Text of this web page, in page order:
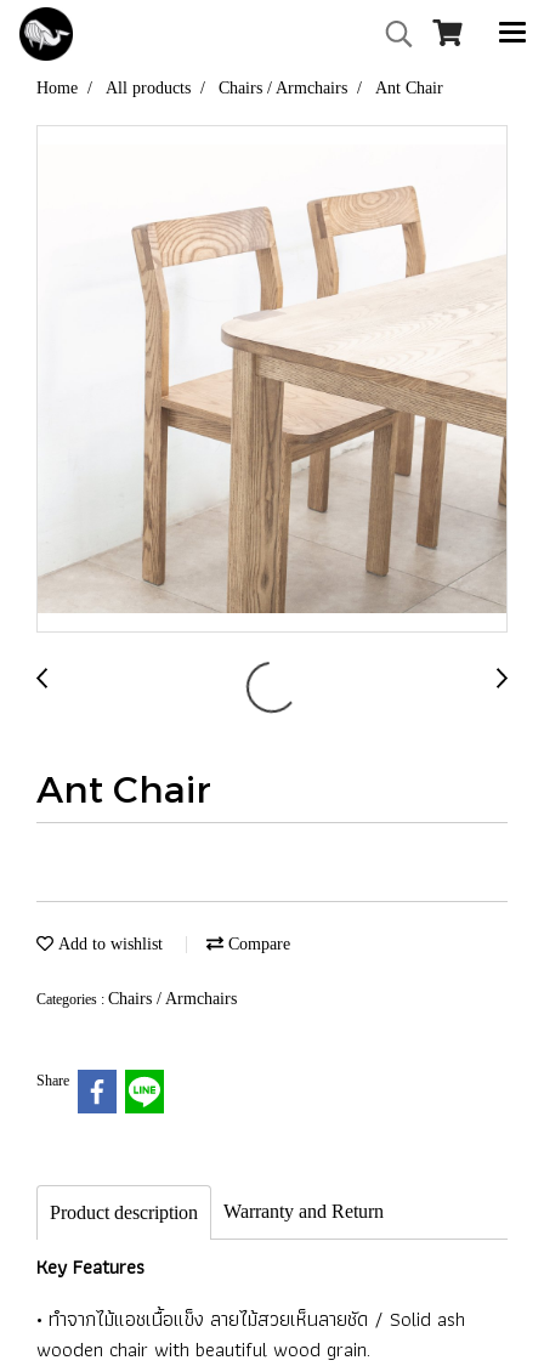
Home All products Chairs / Armchairs Ant Chair
Ant Chair
Add to wishlist Compare
Categories : Chairs / Armchairs
Share
Product description Warranty and Return
Key Features
• ทำจากไม้แอชเนื้อแข็ง ลายไม้สวยเห็นลายชัด / Solid ash
wooden chair with beautiful wood grain.